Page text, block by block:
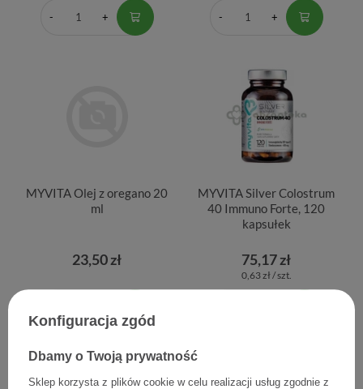
MYVITA Olej z oregano 20
ml
23,50 zł
MYVITA Silver Colostrum
40 Immuno Forte, 120
kapsułek
75,17 zł
0,63 zł / szt.
Konfiguracja zgód
Dbamy o Twoją prywatność
Sklep korzysta z plików cookie w celu realizacji usług zgodnie z